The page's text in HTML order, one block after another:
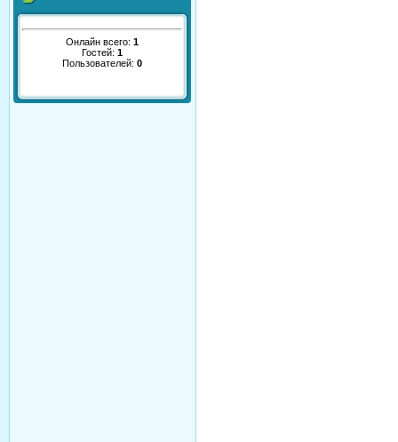
Онлайн всего: 1
Гостей: 1
Пользователей: 0